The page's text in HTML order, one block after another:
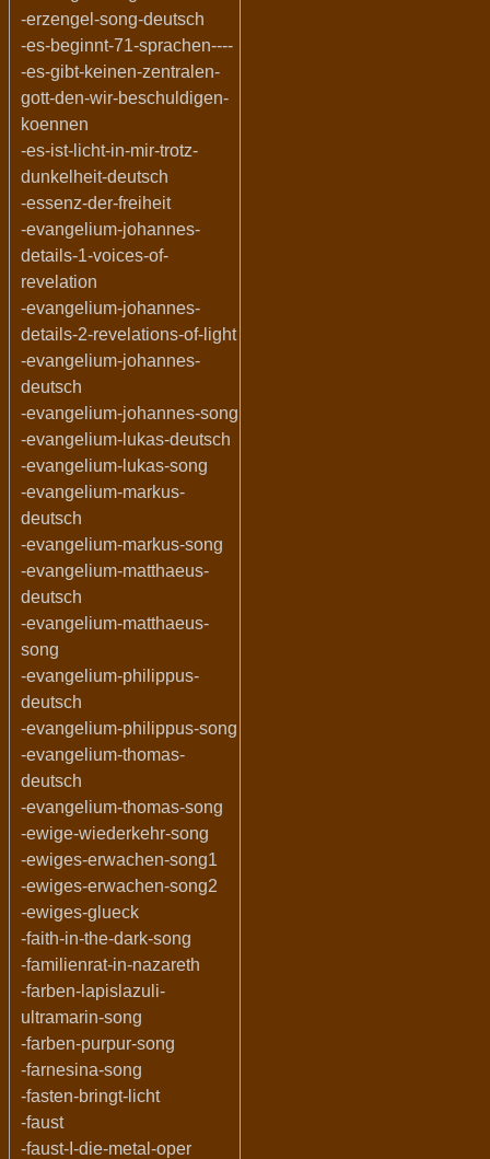
-erzengel-song-deutsch
-es-beginnt-71-sprachen----
-es-gibt-keinen-zentralen-
gott-den-wir-beschuldigen-
koennen
-es-ist-licht-in-mir-trotz-
dunkelheit-deutsch
-essenz-der-freiheit
-evangelium-johannes-
details-1-voices-of-
revelation
-evangelium-johannes-
details-2-revelations-of-light
-evangelium-johannes-
deutsch
-evangelium-johannes-song
-evangelium-lukas-deutsch
-evangelium-lukas-song
-evangelium-markus-
deutsch
-evangelium-markus-song
-evangelium-matthaeus-
deutsch
-evangelium-matthaeus-
song
-evangelium-philippus-
deutsch
-evangelium-philippus-song
-evangelium-thomas-
deutsch
-evangelium-thomas-song
-ewige-wiederkehr-song
-ewiges-erwachen-song1
-ewiges-erwachen-song2
-ewiges-glueck
-faith-in-the-dark-song
-familienrat-in-nazareth
-farben-lapislazuli-
ultramarin-song
-farben-purpur-song
-farnesina-song
-fasten-bringt-licht
-faust
-faust-I-die-metal-oper